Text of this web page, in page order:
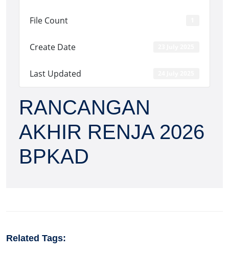
File Count
Create Date
Last Updated
RANCANGAN
AKHIR RENJA 2026
BPKAD
Related Tags: